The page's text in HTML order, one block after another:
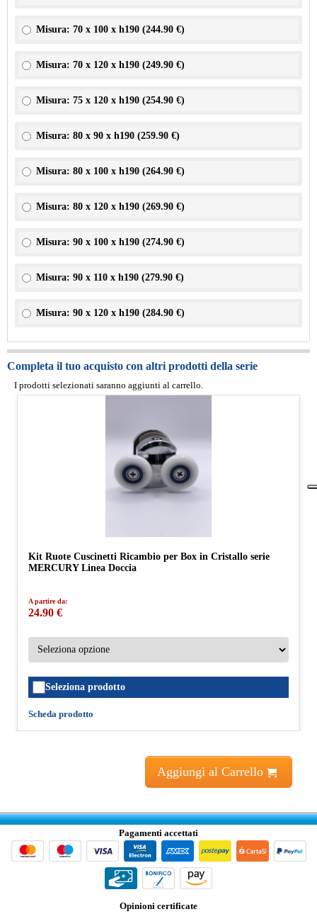
Misura: 70 x 100 x h190 (244.90 €)
Misura: 70 x 120 x h190 (249.90 €)
Misura: 75 x 120 x h190 (254.90 €)
Misura: 80 x 90 x h190 (259.90 €)
Misura: 80 x 100 x h190 (264.90 €)
Misura: 80 x 120 x h190 (269.90 €)
Misura: 90 x 100 x h190 (274.90 €)
Misura: 90 x 110 x h190 (279.90 €)
Misura: 90 x 120 x h190 (284.90 €)
Completa il tuo acquisto con altri prodotti della serie
I prodotti selezionati saranno aggiunti al carrello.
Kit Ruote Cuscinetti Ricambio per Box in Cristallo serie
MERCURY Linea Doccia
A partire da:
24.90 €
Seleziona prodotto
Scheda prodotto
Aggiungi al Carrello
Pagamenti accettati
Opinioni certificate